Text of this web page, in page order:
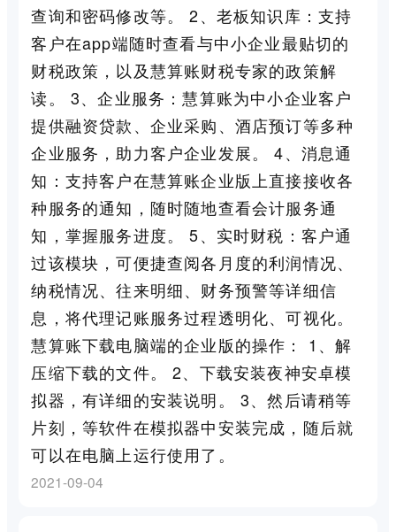
查询和密码修改等。 2、老板知识库：支持
客户在app端随时查看与中小企业最贴切的
财税政策，以及慧算账财税专家的政策解
读。 3、企业服务：慧算账为中小企业客户
提供融资贷款、企业采购、酒店预订等多种
企业服务，助力客户企业发展。 4、消息通
知：支持客户在慧算账企业版上直接接收各
种服务的通知，随时随地查看会计服务通
知，掌握服务进度。 5、实时财税：客户通
过该模块，可便捷查阅各月度的利润情况、
纳税情况、往来明细、财务预警等详细信
息，将代理记账服务过程透明化、可视化。
慧算账下载电脑端的企业版的操作： 1、解
压缩下载的文件。 2、下载安装夜神安卓模
拟器，有详细的安装说明。 3、然后请稍等
片刻，等软件在模拟器中安装完成，随后就
可以在电脑上运行使用了。
2021-09-04